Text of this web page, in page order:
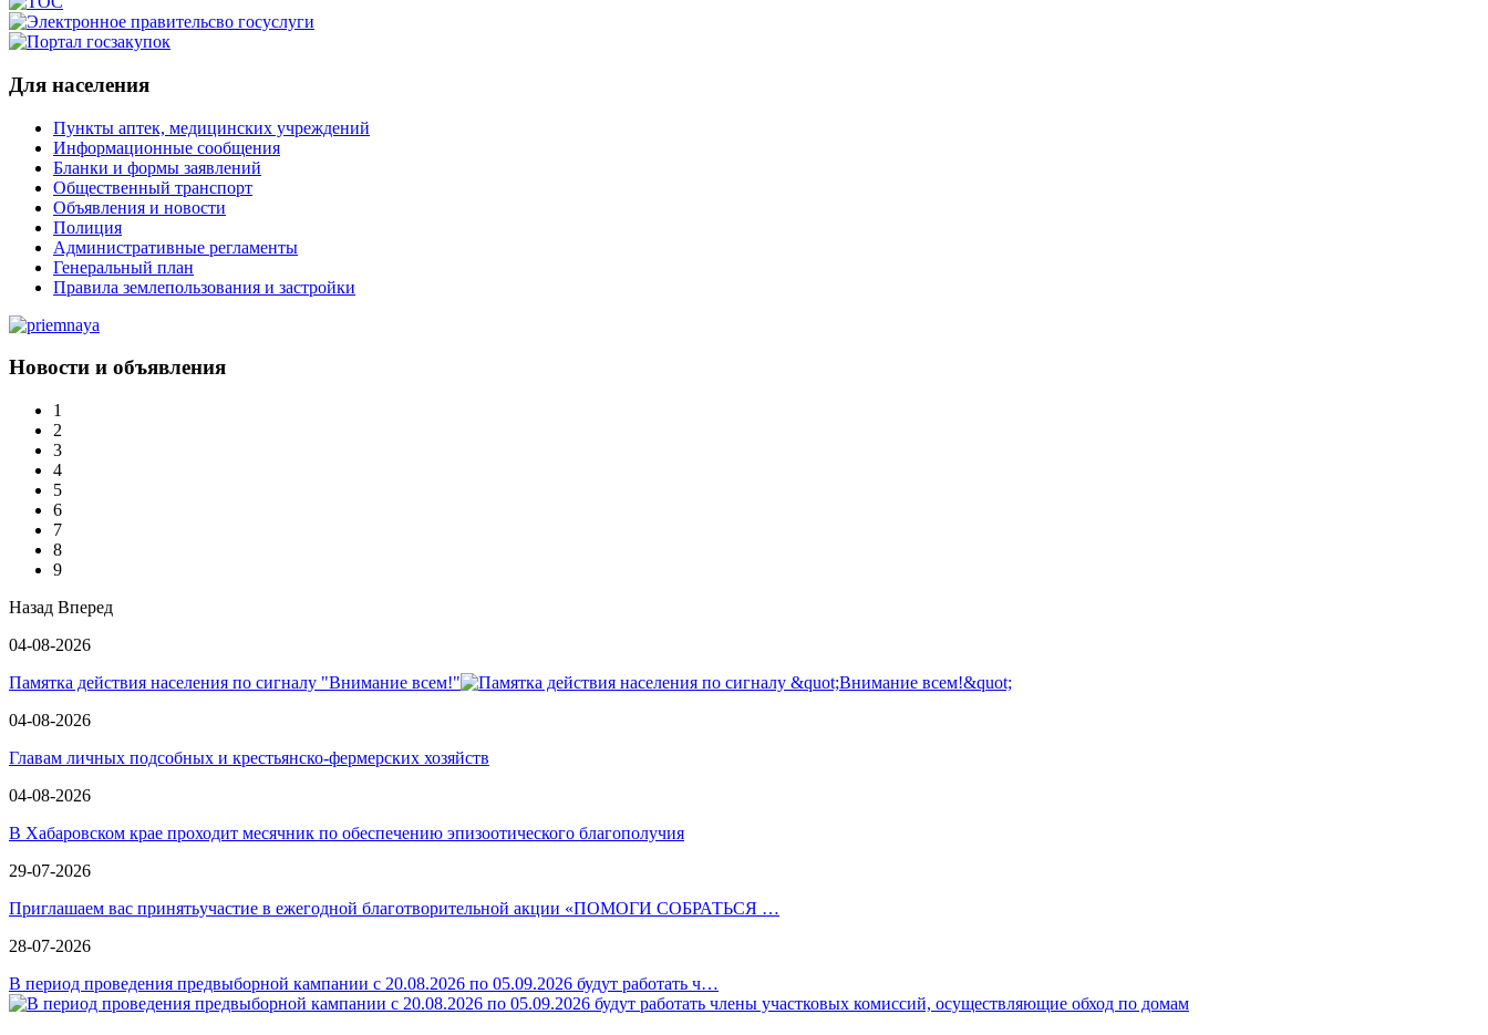
Для населения
Пункты аптек, медицинских учреждений
Информационные сообщения
Бланки и формы заявлений
Общественный транспорт
Объявления и новости
Полиция
Административные регламенты
Генеральный план
Правила землепользования и застройки
Новости и объявления
1
2
3
4
5
6
7
8
9
Назад Вперед
04-08-2026
Памятка действия населения по сигналу "Внимание всем!"
04-08-2026
Главам личных подсобных и крестьянско-фермерских хозяйств
04-08-2026
В Хабаровском крае проходит месячник по обеспечению эпизоотического благополучия
29-07-2026
Приглашаем вас принятьучастие в ежегодной благотворительной акции «ПОМОГИ СОБРАТЬСЯ …
28-07-2026
В период проведения предвыборной кампании с 20.08.2026 по 05.09.2026 будут работать ч…